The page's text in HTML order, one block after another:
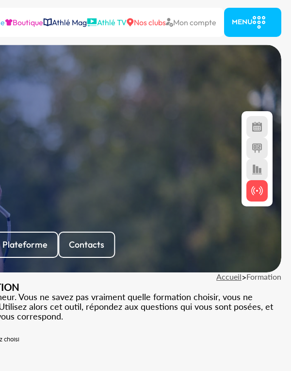
Boutique Athlé Mag Athlé TV Nos clubs Mon compte MENU
Plateforme Contacts
Accueil>Formation
Vous ne savez pas vraiment quelle formation choisir, vous ne
alors cet outil, répondez aux questions qui vous sont posées, et
correspond.
choisi